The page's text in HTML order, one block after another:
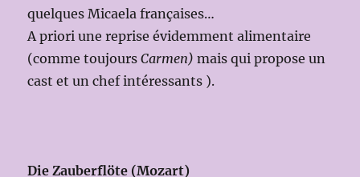
quelques Micaela françaises…
A priori une reprise évidemment alimentaire
(comme toujoursCarmen) mais qui propose un
cast et un chef intéressants ).
Die Zauberflöte (Mozart)